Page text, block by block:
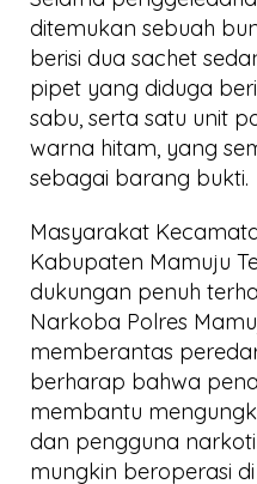
ditemukan sebuah
berisi dua sachet
pipet yang diduga
sabu, serta satu unit
warna hitam, yang
sebagai barang bukti.
Masyarakat
Kabupaten Mamuju
dukungan penuh
Narkoba Polres
memberantas
berharap bahwa
membantu
dan pengguna
mungkin beroperasi